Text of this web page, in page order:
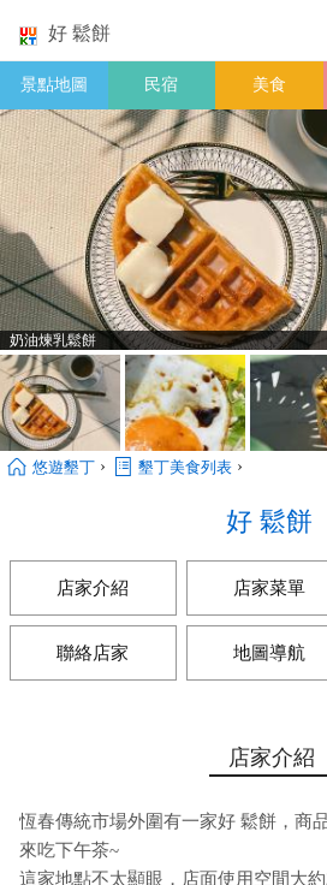
好 鬆餅
景點地圖 民宿 美食
奶油煉乳鬆餅
悠遊墾丁 › 墾丁美食列表 ›
好 鬆餅
店家介紹 店家菜單
聯絡店家 地圖導航
店家介紹
恆春傳統市場外圍有一家好 鬆餅，商
來吃下午茶~
這家地點不太顯眼，店面使用空間大